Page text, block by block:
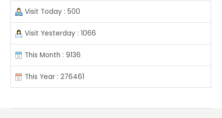
Visit Today : 500
Visit Yesterday : 1066
This Month : 9136
This Year : 276461